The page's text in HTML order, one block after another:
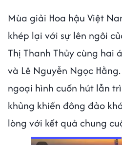
Mùa giải Hoa hậu Việt
khép lại với sự lên ngôi
Thị Thanh Thủy cùng hai
và Lê Nguyễn Ngọc
ngoại hình cuốn hút lẫn
khủng khiến đông đảo
lòng với kết quả chung